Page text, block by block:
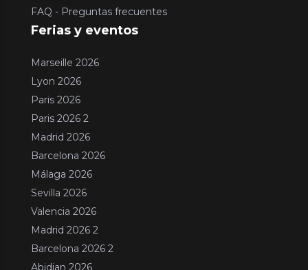
FAQ - Preguntas frecuentes
Ferias y eventos
Marseille 2026
Lyon 2026
Paris 2026
Paris 2026 2
Madrid 2026
Barcelona 2026
Málaga 2026
Sevilla 2026
Valencia 2026
Madrid 2026 2
Barcelona 2026 2
Abidjan 2026